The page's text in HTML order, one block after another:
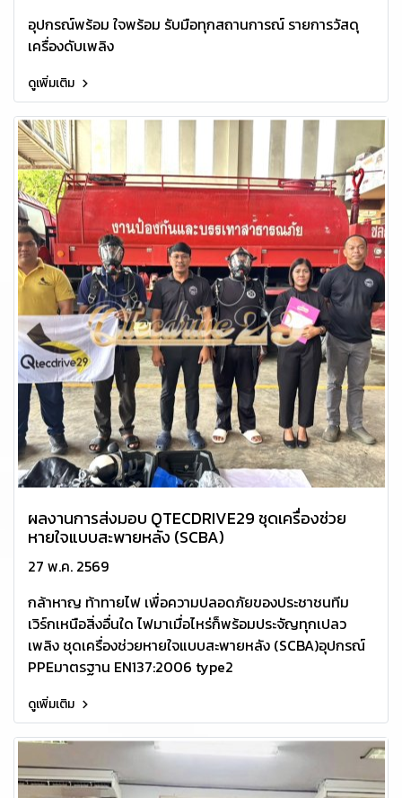
อุปกรณ์พร้อม ใจพร้อม รับมือทุกสถานการณ์ รายการวัสดุ
เครื่องดับเพลิง
ดูเพิ่มเติม
ผลงานการส่งมอบ QTECDRIVE29 ชุดเครื่องช่วย
หายใจแบบสะพายหลัง (SCBA)
27 พ.ค. 2569
กล้าหาญ ท้าทายไฟ เพื่อความปลอดภัยของประชาชนทีม
เวิร์กเหนือสิ่งอื่นใด ไฟมาเมื่อไหร่ก็พร้อมประจัญทุกเปลว
เพลิง ชุดเครื่องช่วยหายใจแบบสะพายหลัง (SCBA)อุปกรณ์
PPEมาตรฐาน EN137:2006 type2
ดูเพิ่มเติม